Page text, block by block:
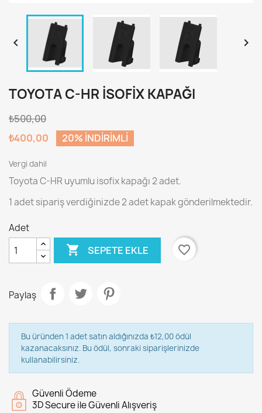
 
TOYOTA C-HR ISOFIX KAPAĞI
₺500,00
₺400,00
20% INDIRIMLI
Vergi dahil
Toyota C-HR uyumlu isofix kapağı 2 adet.
1 adet sipariş verdiğinizde 2 adet kapak gönderilmektedir.
Adet
 SEPETE EKLE favorite_border
Paylaş
Bu üründen 1 adet satın aldığınızda ₺12,00 ödül
kazanacaksınız. Bu ödül, sonraki siparişlerinizde
kullanabilirsiniz.
Güvenli Ödeme
3D Secure ile Güvenli Alışveriş